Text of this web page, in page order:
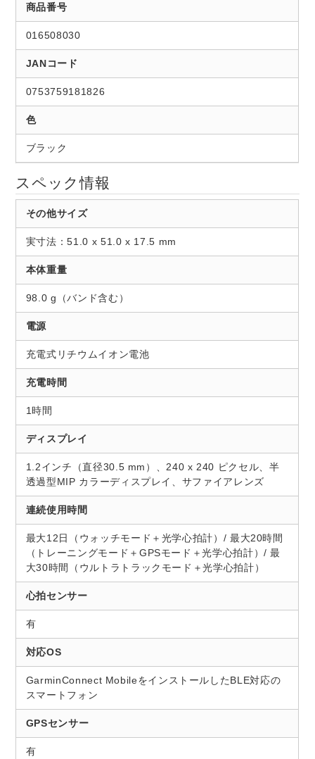
商品番号
016508030
JANコード
0753759181826
色
ブラック
スペック情報
その他サイズ
実寸法：51.0 x 51.0 x 17.5 mm
本体重量
98.0 g（バンド含む）
電源
充電式リチウムイオン電池
充電時間
1時間
ディスプレイ
1.2インチ（直径30.5 mm）、240 x 240 ピクセル、半
透過型MIP カラーディスプレイ、サファイアレンズ
連続使用時間
最大12日（ウォッチモード＋光学心拍計）/ 最大20時間
（トレーニングモード＋GPSモード＋光学心拍計）/ 最
大30時間（ウルトラトラックモード＋光学心拍計）
心拍センサー
有
対応OS
GarminConnect MobileをインストールしたBLE対応の
スマートフォン
GPSセンサー
有